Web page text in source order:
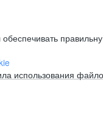
использования